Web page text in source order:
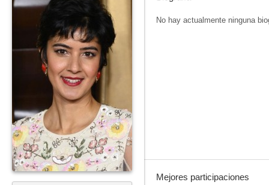
No hay actualmente ninguna
Mejores participaciones